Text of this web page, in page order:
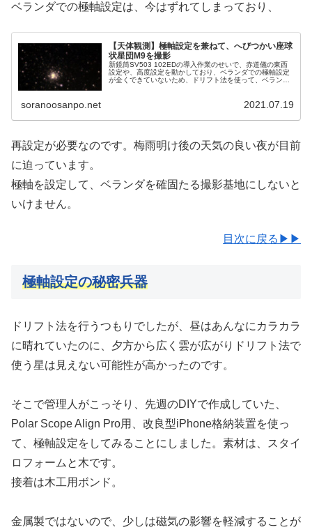
ベランダでの極軸設定は、今はずれてしまっており、
【天体観測】極軸設定を兼ねて、へびつかい座球
状星団M9を撮影
新鏡筒SV503 102EDの導入作業のせいで、赤道儀の東西
設定や、高度設定を動かしており、ベランダでの極軸設定
が全くできていないため、ドリフト法を使って、ベランダ
soranoosanpo.net 2021.07.19
再設定が必要なのです。梅雨明け後の天気の良い夜が目前
に迫っています。
極軸を設定して、ベランダを確固たる撮影基地にしないと
いけません。
目次に戻る▶▶
極軸設定の秘密兵器
ドリフト法を行うつもりでしたが、昼はあんなにカラカラ
に晴れていたのに、夕方から広く雲が広がりドリフト法で
使う星は見えない可能性が高かったのです。
そこで管理人がこっそり、先週のDIYで作成していた、
Polar Scope Align Pro用、改良型iPhone格納装置を使っ
て、極軸設定をしてみることにしました。素材は、スタイ
ロフォームと木です。
接着は木工用ボンド。
金属製ではないので、少しは磁気の影響を軽減することが